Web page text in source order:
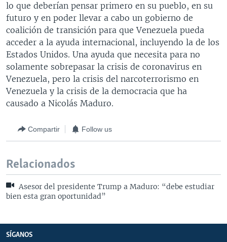
lo que deberían pensar primero en su pueblo, en su
futuro y en poder llevar a cabo un gobierno de
coalición de transición para que Venezuela pueda
acceder a la ayuda internacional, incluyendo la de los
Estados Unidos. Una ayuda que necesita para no
solamente sobrepasar la crisis de coronavirus en
Venezuela, pero la crisis del narcoterrorismo en
Venezuela y la crisis de la democracia que ha
causado a Nicolás Maduro.
Compartir Follow us
Relacionados
Asesor del presidente Trump a Maduro: “debe estudiar
bien esta gran oportunidad”
SÍGANOS